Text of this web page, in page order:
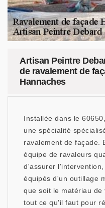
Artisan Peintre
de ravalement de
Hannaches
Installée dans le
une spécialité
ravalement de façade.
équipe de ravaleurs
d'assurer
équipés d'un outillage
que soit le matériau
tout ce qu'il faut pour